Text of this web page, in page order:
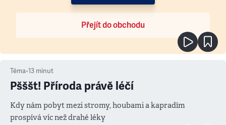
Přejít do obchodu
Téma•13 minut
Pšššt! Příroda právě léčí
Kdy nám pobyt mezi stromy, houbami a kapradím
prospívá víc než drahé léky